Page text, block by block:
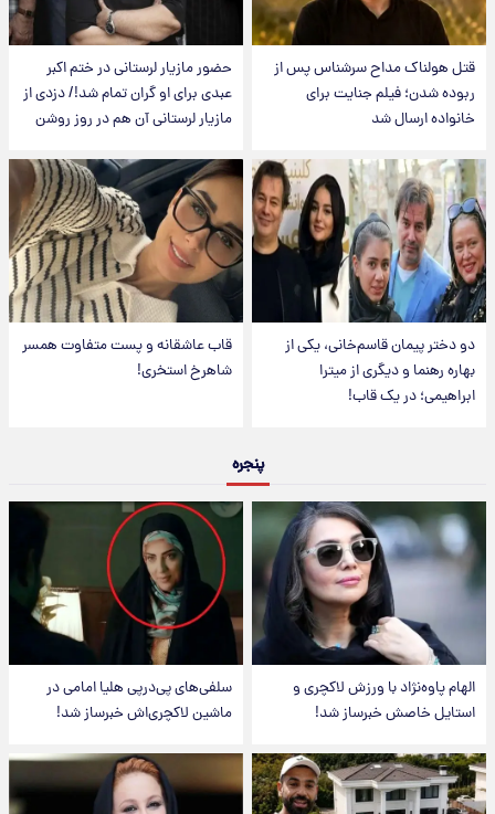
قتل هولناک مداح سرشناس پس از
ربوده شدن؛ فیلم جنایت برای
خانواده ارسال شد
حضور مازیار لرستانی در ختم اکبر
عبدی برای او گران تمام شد!/ دزدی از
مازیار لرستانی آن هم در روز روشن
دو دختر پیمان قاسم‌خانی، یکی از
بهاره رهنما و دیگری از میترا
ابراهیمی؛ در یک قاب!
قاب عاشقانه و پست متفاوت همسر
شاهرخ استخری!
پنجره
الهام پاوه‌نژاد با ورزش لاکچری و
استایل خاصش خبرساز شد!
سلفی‌های پی‌درپی هلیا امامی در
ماشین لاکچری‌اش خبرساز شد!